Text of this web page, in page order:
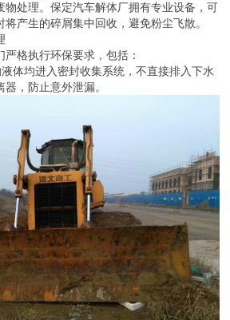
物处理。保定汽车解体厂拥有专业设备，可
产生的碎屑集中回收，避免粉尘飞散。
格执行环保要求，包括：
液体均进入密封收集系统，不直接排入下水
，防止意外泄漏。